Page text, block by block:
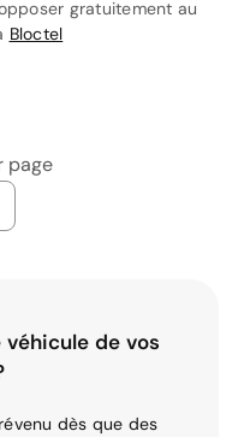
gratuitement au
Bloctel
page
de vos
dès que des